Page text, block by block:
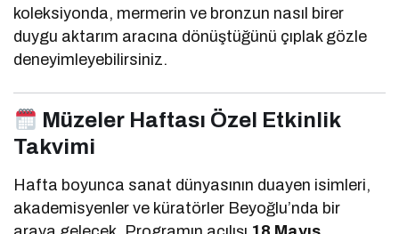
koleksiyonda, mermerin ve bronzun nasıl birer
duygu aktarım aracına dönüştüğünü çıplak gözle
deneyimleyebilirsiniz.
Müzeler Haftası Özel Etkinlik
Takvimi
Hafta boyunca sanat dünyasının duayen isimleri,
akademisyenler ve küratörler Beyoğlu’nda bir